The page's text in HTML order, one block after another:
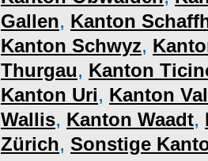
Gallen, Kanton
Kanton Schwyz,
Thurgau, Kanton
Kanton Uri, Kanton
Wallis, Kanton Waadt,
Zürich, Sonstige